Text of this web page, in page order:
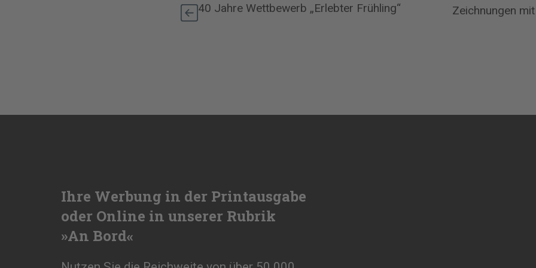
40 Jahre Wettbewerb „Erlebter Frühling“ Zeichnungen
Ihre Werbung in der Printausgabe
oder Online in unserer Rubrik
»An Bord«